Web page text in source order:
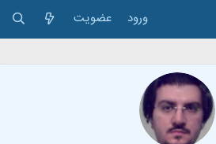
ورود عضویت